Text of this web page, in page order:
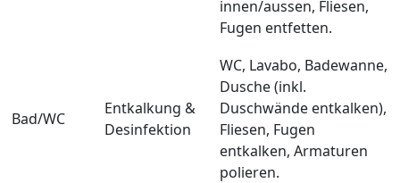
innen/aussen, Fliesen,
Fugen entfetten.
Bad/WC
Entkalkung &
Desinfektion
WC, Lavabo, Badewanne,
Dusche (inkl.
Duschwände entkalken),
Fliesen, Fugen
entkalken, Armaturen
polieren.